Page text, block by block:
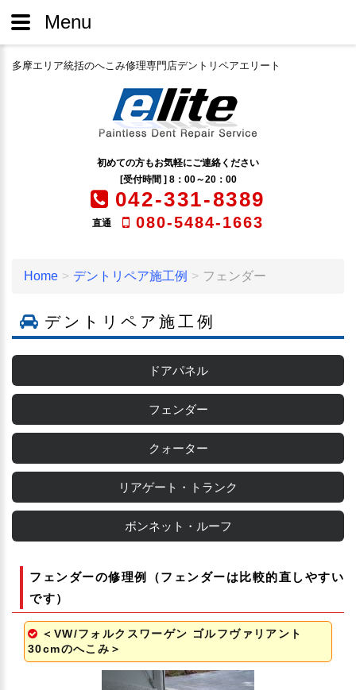
多摩エリア統括のへこみ修理専門店デントリペアエリート
初めての方もお気軽にご連絡ください
[受付時間 ] 8：00～20：00
042-331-8389
直通 080-5484-1663
Home デントリペア施工例 フェンダー
デントリペア施工例
ドアパネル
フェンダー
クォーター
リアゲート・トランク
ボンネット・ルーフ
フェンダーの修理例（フェンダーは比較的直しやすい
です）
＜VW/フォルクスワーゲン ゴルフヴァリアント
30cmのへこみ＞
Menu